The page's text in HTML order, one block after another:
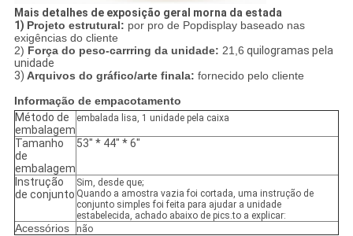
Mais detalhes de exposição geral morna da estada
1) Projeto estrutural: por pro de Popdisplay baseado nas
exigências do cliente
2) Força do peso-carrring da unidade: 21,6 quilogramas pela
unidade
3) Arquivos do gráfico/arte finala: fornecido pelo cliente
Informação de empacotamento
Método de
embalagem
embalada lisa, 1 unidade pela caixa
Tamanho
de
embalagem
53" * 44" * 6"
Instrução
de conjunto
Sim, desde que;
Quando a amostra vazia foi cortada, uma instrução de
conjunto simples foi feita para ajudar a unidade
estabelecida, achado abaixo de pics.to a explicar:
Acessórios não